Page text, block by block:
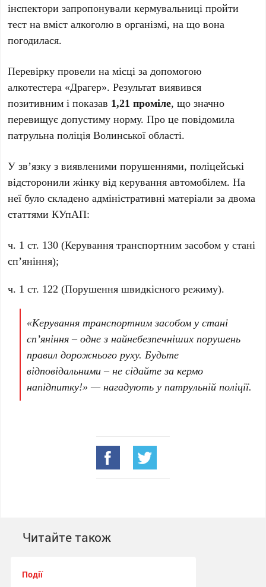
інспектори запропонували кермувальниці пройти
тест на вміст алкоголю в організмі, на що вона
погодилася.
Перевірку провели на місці за допомогою
алкотестера «Драгер». Результат виявився
позитивним і показав 1,21 проміле, що значно
перевищує допустиму норму. Про це повідомила
патрульна поліція Волинської області.
У зв’язку з виявленими порушеннями, поліцейські
відсторонили жінку від керування автомобілем. На
неї було складено адміністративні матеріали за двома
статтями КУпАП:
ч. 1 ст. 130 (Керування транспортним засобом у стані
сп’яніння);
ч. 1 ст. 122 (Порушення швидкісного режиму).
«Керування транспортним засобом у стані
сп’яніння – одне з найнебезпечніших порушень
правил дорожнього руху. Будьте
відповідальними – не сідайте за кермо
напідпитку!» — нагадують у патрульній поліції.
Читайте також
Події